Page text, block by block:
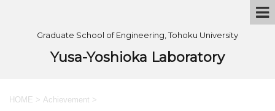
Graduate School of Engineering, Tohoku University
Yusa-Yoshioka Laboratory
HOME > Achievement >